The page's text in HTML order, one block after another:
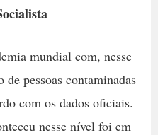
mundial com, nesse
pessoas contaminadas
com os dados oficiais.
nesse nível foi em